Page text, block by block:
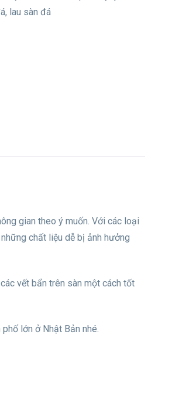
, lau sàn đá
gian theo ý muốn. Với các loại
chất liệu dễ bị ảnh hưởng
vết bẩn trên sàn một cách tốt
lớn ở Nhật Bản nhé.